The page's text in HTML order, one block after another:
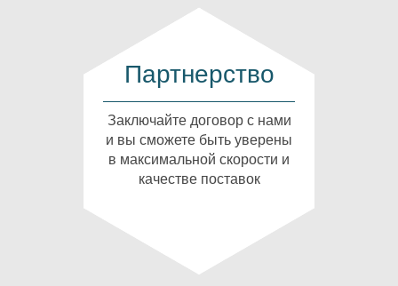
Партнерство
Заключайте договор с нами
и вы сможете быть уверены
в максимальной скорости и
качестве поставок